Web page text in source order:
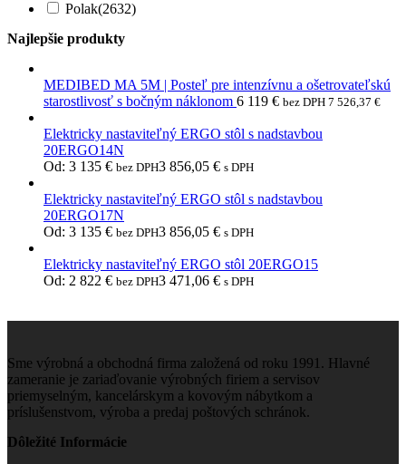
Polak(2632)
Najlepšie produkty
MEDIBED MA 5M | Posteľ pre intenzívnu a ošetrovateľskú
starostlivosť s bočným náklonom 6 119 € bez DPH 7 526,37 €
Elektricky nastaviteľný ERGO stôl s nadstavbou
20ERGO14N
Od: 3 135 € bez DPH3 856,05 € s DPH
Elektricky nastaviteľný ERGO stôl s nadstavbou
20ERGO17N
Od: 3 135 € bez DPH3 856,05 € s DPH
Elektricky nastaviteľný ERGO stôl 20ERGO15
Od: 2 822 € bez DPH3 471,06 € s DPH
Sme výrobná a obchodná firma založená od roku 1991. Hlavné
zameranie je zariaďovanie výrobných firiem a servisov
priemyselným, kancelárskym a kovovým nábytkom a
príslušenstvom, výroba a predaj poštových schránok.
Dôležité Informácie